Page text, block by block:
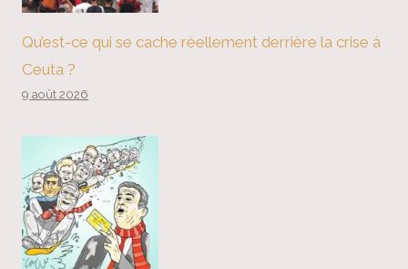
Qu’est-ce qui se cache réellement derrière la crise à
Ceuta ?
9 août 2026